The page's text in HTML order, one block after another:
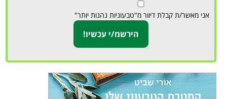
אני מאשר/ת קבלת דיוור מ"טבעוניות נהנות יותר"